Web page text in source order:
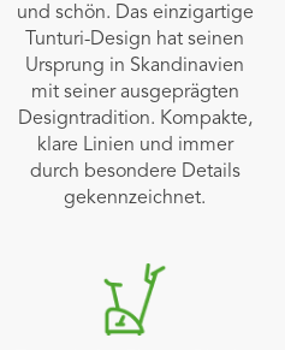
und schön. Das einzigartige
Tunturi-Design hat seinen
Ursprung in Skandinavien
mit seiner ausgeprägten
Designtradition. Kompakte,
klare Linien und immer
durch besondere Details
gekennzeichnet.